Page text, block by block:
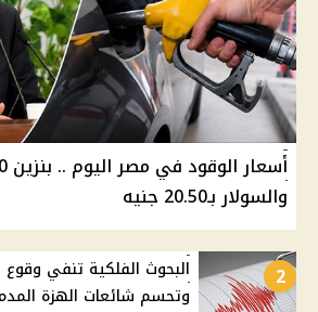
والسولار بـ20.50 جنيه
2
البحوث الفلكية تنفي
وتحسم شائعات الهزة